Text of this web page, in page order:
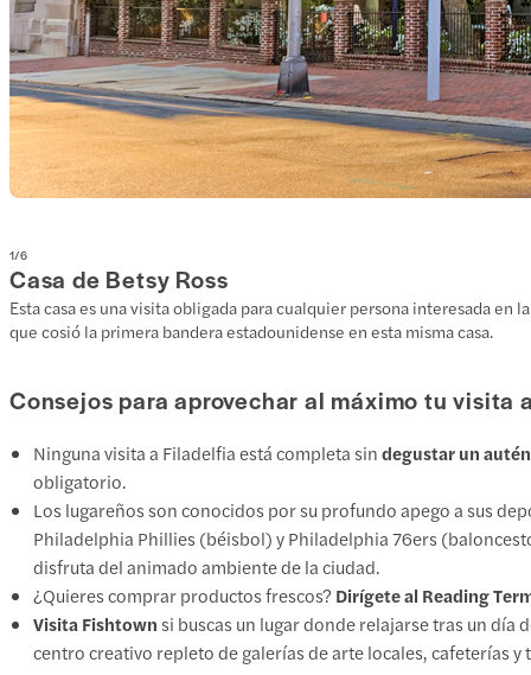
1/6
Casa de Betsy Ross
Esta casa es una visita obligada para cualquier persona interesada
que cosió la primera bandera estadounidense en esta misma casa.
Consejos para aprovechar al máximo tu
Ninguna visita a Filadelfia está completa sindegustar un
obligatorio.
Los lugareños son conocidos por su profundo apego a sus
Philadelphia Phillies (béisbol) y Philadelphia 76ers
disfruta del animado ambiente de la ciudad.
¿Quieres comprar productos frescos? Dirígete al Reading
Visita Fishtownsi buscas un lugar donde relajarse tras un día
centro creativo repleto de galerías de arte locales, cafeterías y